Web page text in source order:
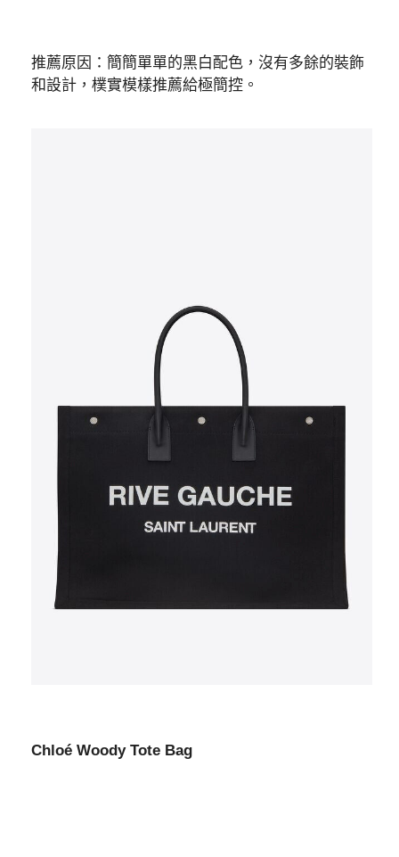
推薦原因：簡簡單單的黑白配色，沒有多餘的裝飾
和設計，樸實模樣推薦給極簡控。
Chloé Woody Tote Bag